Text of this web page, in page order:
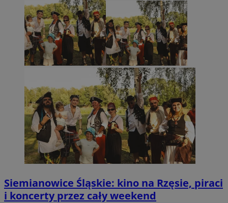
Siemianowice Śląskie: kino na Rzęsie, piraci
i koncerty przez cały weekend